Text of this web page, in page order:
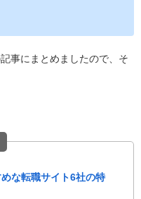
事にまとめましたので、そ
な転職サイト6社の特